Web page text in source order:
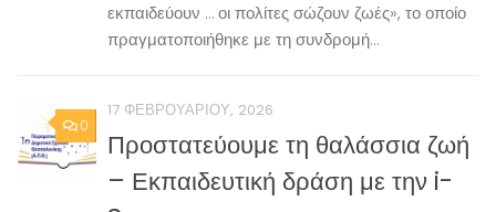
εκπαιδεύουν … οι πολίτες σώζουν ζωές», το οποίο
πραγματοποιήθηκε με τη συνδρομή...
0
17 ΦΕΒΡΟΥΑΡΊΟΥ, 2026
Προστατεύουμε τη θαλάσσια ζωή
– Εκπαιδευτική δράση με την i-